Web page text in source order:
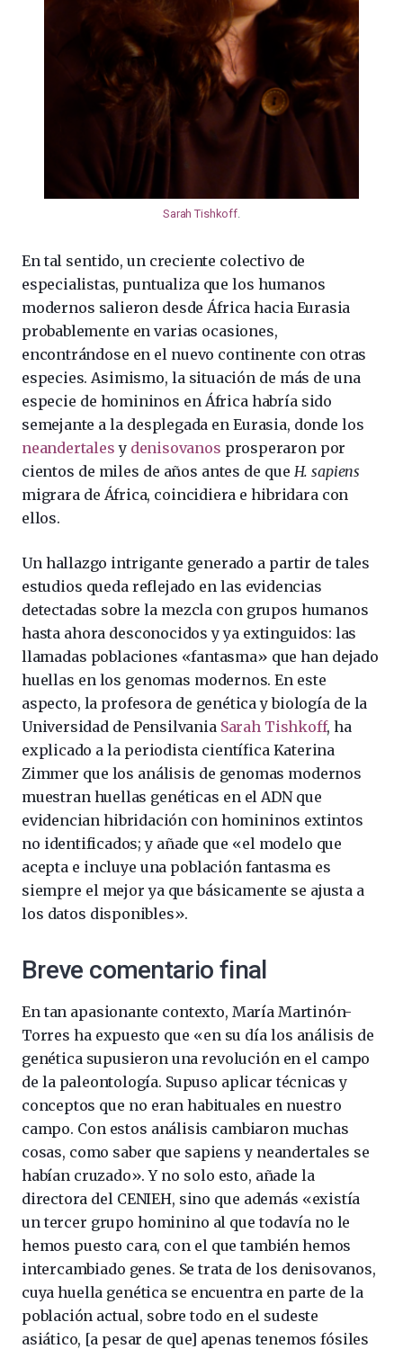
Sarah Tishkoff.
En tal sentido, un creciente colectivo de
especialistas, puntualiza que los humanos
modernos salieron desde África hacia Eurasia
probablemente en varias ocasiones,
encontrándose en el nuevo continente con otras
especies. Asimismo, la situación de más de una
especie de homininos en África habría sido
semejante a la desplegada en Eurasia, donde los
neandertales y denisovanos prosperaron por
cientos de miles de años antes de que H. sapiens
migrara de África, coincidiera e hibridara con
ellos.
Un hallazgo intrigante generado a partir de tales
estudios queda reflejado en las evidencias
detectadas sobre la mezcla con grupos humanos
hasta ahora desconocidos y ya extinguidos: las
llamadas poblaciones «fantasma» que han dejado
huellas en los genomas modernos. En este
aspecto, la profesora de genética y biología de la
Universidad de Pensilvania Sarah Tishkoff, ha
explicado a la periodista científica Katerina
Zimmer que los análisis de genomas modernos
muestran huellas genéticas en el ADN que
evidencian hibridación con homininos extintos
no identificados; y añade que «el modelo que
acepta e incluye una población fantasma es
siempre el mejor ya que básicamente se ajusta a
los datos disponibles».
Breve comentario final
En tan apasionante contexto, María Martinón-
Torres ha expuesto que «en su día los análisis de
genética supusieron una revolución en el campo
de la paleontología. Supuso aplicar técnicas y
conceptos que no eran habituales en nuestro
campo. Con estos análisis cambiaron muchas
cosas, como saber que sapiens y neandertales se
habían cruzado». Y no solo esto, añade la
directora del CENIEH, sino que además «existía
un tercer grupo hominino al que todavía no le
hemos puesto cara, con el que también hemos
intercambiado genes. Se trata de los denisovanos,
cuya huella genética se encuentra en parte de la
población actual, sobre todo en el sudeste
asiático, [a pesar de que] apenas tenemos fósiles